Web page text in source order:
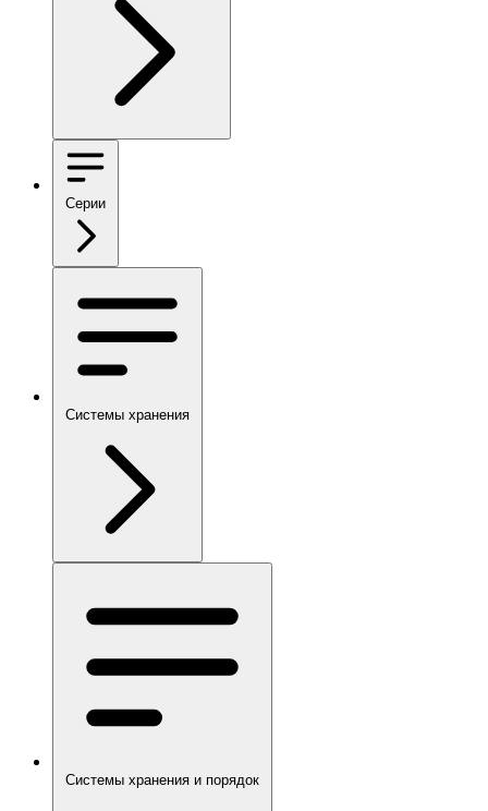
Серии
Системы хранения
Системы хранения и порядок